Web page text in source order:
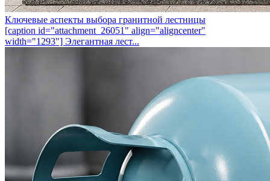
Ключевые аспекты выбора гранитной лестницы
[caption id="attachment_26051" align="aligncenter"
width="1293"] Элегантная лест...